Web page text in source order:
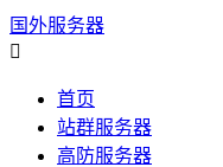
国外服务器

首页
站群服务器
高防服务器